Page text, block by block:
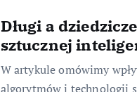
Długi a
sztucznej
W artykule omówimy
algorytmów i technologii